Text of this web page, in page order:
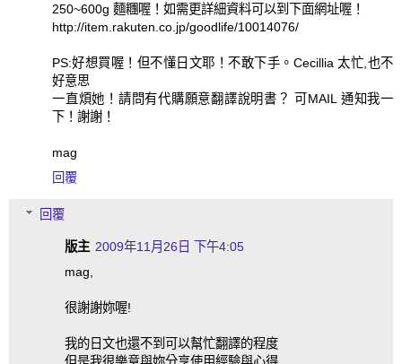
250~600g 麵糰喔！如需更詳細資料可以到下面網址喔！
http://item.rakuten.co.jp/goodlife/10014076/
PS:好想買喔！但不懂日文耶！不敢下手。Cecillia 太忙,也不
好意思
一直煩她！請問有代購願意翻譯說明書？ 可MAIL 通知我一
下！謝謝！
mag
回覆
回覆
版主 2009年11月26日 下午4:05
mag,
很謝謝妳喔!
我的日文也還不到可以幫忙翻譯的程度